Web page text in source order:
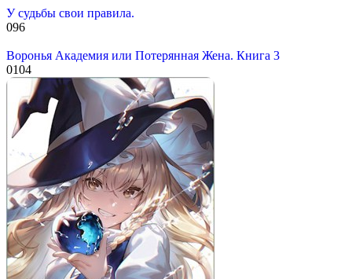
У судьбы свои правила.
096
Воронья Академия или Потерянная Жена. Книга 3
0104